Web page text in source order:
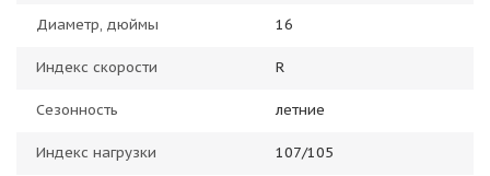
Диаметр, дюймы 16
Индекс скорости R
Сезонность летние
Индекс нагрузки 107/105